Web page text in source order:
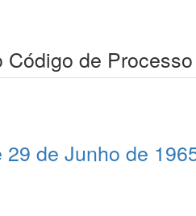
Código de
29 de Junho de